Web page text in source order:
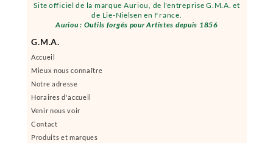
Site officiel de la marque Auriou, de l'entreprise G.M.A. et
de Lie-Nielsen en France.
Auriou : Outils forgés pour Artistes depuis 1856
G.M.A.
Accueil
Mieux nous connaître
Notre adresse
Horaires d'accueil
Venir nous voir
Contact
Produits et marques